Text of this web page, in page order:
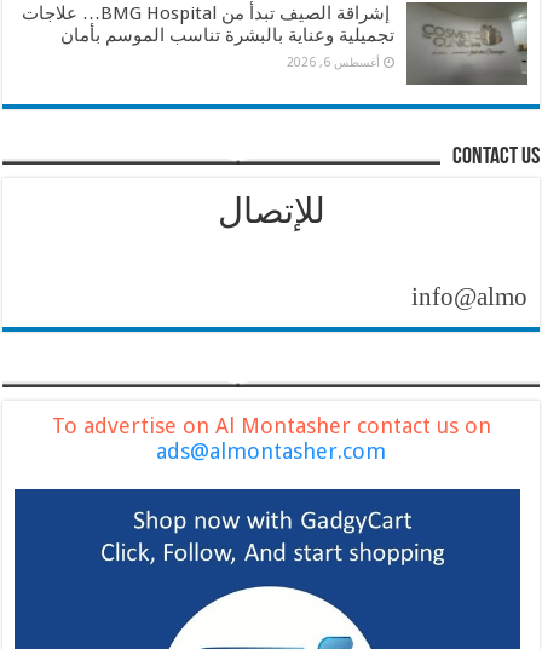
إشراقة الصيف تبدأ من BMG Hospital… علاجات
تجميلية وعناية بالبشرة تناسب الموسم بأمان
أغسطس 6, 2026
contact us
للإتصال
To advertise on Al Montasher contact us on
ads@almontasher.com